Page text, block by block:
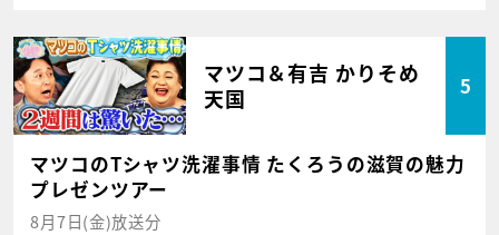
マツコ＆有吉 かりそめ
天国
5
マツコのTシャツ洗濯事情 たくろうの滋賀の魅力
プレゼンツアー
8月7日(金)放送分